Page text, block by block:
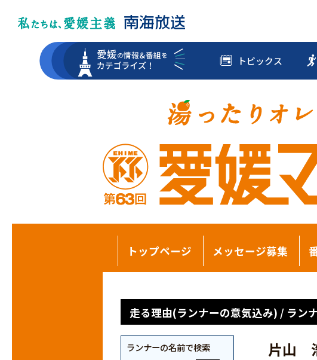
トピックス
トップページ メッセージ募集
走る理由(ランナーの意気込み) / ラン
ランナーの名前で検索 片山